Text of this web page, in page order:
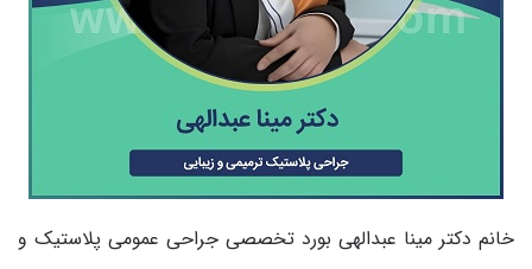
خانم دکتر مینا عبدالهی بورد تخصصی جراحی عمومی پلاستیک و